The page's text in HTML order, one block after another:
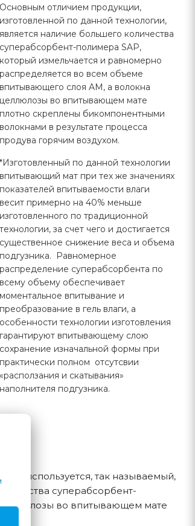
Основным отличием продукции,
изготовленной по данной технологии,
является наличие большего количества
суперабсорбент-полимера SAP,
который измельчается и равномерно
распределяется во всем объеме
впитывающего слоя AM, а волокна
целлюлозы во впитывающем мате
плотно скреплены бикомпонентными
волокнами в результате процесса
продува горячим воздухом.
*Изготовленный по данной технологии
впитывающий мат при тех же значениях
показателей впитываемости влаги
весит примерно на 40% меньше
изготовленного по традиционной
технологии, за счет чего и достигается
существенное снижение веса и объема
подгузника. Равномерное
распределение суперабсорбента по
всему объему обеспечивает
моментальное впитывание и
преобразование в гель влаги, а
особенности технологии изготовления
гарантируют впитывающему слою
сохранение изначальной формы при
практически полном отсутсвии
«расползания и скатывания»
наполнителя подгузника.
используется, так называемый,
суперабсорбент-
во впитывающем мате